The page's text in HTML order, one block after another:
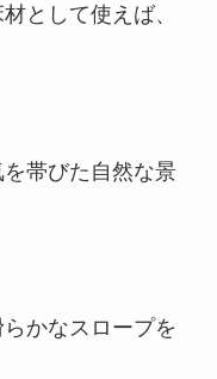
として使えば、
帯びた自然な景
かなスロープを